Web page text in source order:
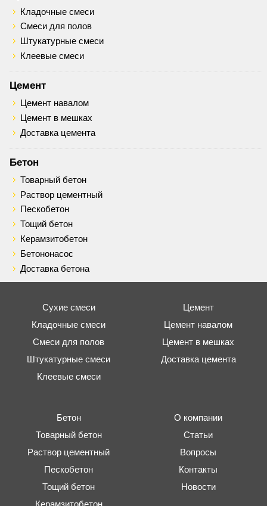
Кладочные смеси
Смеси для полов
Штукатурные смеси
Клеевые смеси
Цемент
Цемент навалом
Цемент в мешках
Доставка цемента
Бетон
Товарный бетон
Раствор цементный
Пескобетон
Тощий бетон
Керамзитобетон
Бетононасос
Доставка бетона
Сухие смеси
Кладочные смеси
Смеси для полов
Штукатурные смеси
Клеевые смеси
Цемент
Цемент навалом
Цемент в мешках
Доставка цемента
Бетон
Товарный бетон
Раствор цементный
Пескобетон
Тощий бетон
О компании
Статьи
Вопросы
Контакты
Новости